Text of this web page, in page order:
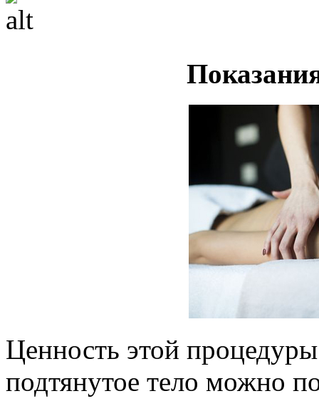
Ценность этой
подтянутое тело можно